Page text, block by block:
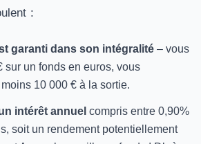
:
garanti dans son intégralité – vous
sur un fonds en euros, vous
10 000 € à la sortie.
intérêt annuel compris entre 0,90%
soit un rendement potentiellement